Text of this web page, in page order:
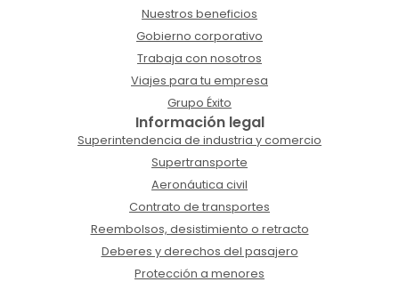
Nuestros beneficios
Gobierno corporativo
Trabaja con nosotros
Viajes para tu empresa
Grupo Éxito
Información legal
Superintendencia de industria y comercio
Supertransporte
Aeronáutica civil
Contrato de transportes
Reembolsos, desistimiento o retracto
Deberes y derechos del pasajero
Protección a menores